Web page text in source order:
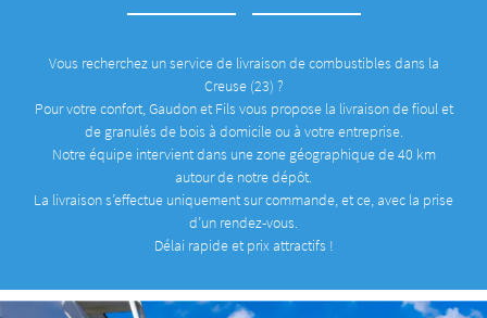
Vous recherchez un service de livraison de combustibles dans la
Creuse (23) ?
Pour votre confort, Gaudon et Fils vous propose la livraison de fioul et
de granulés de bois à domicile ou à votre entreprise.
Notre équipe intervient dans une zone géographique de 40 km
autour de notre dépôt.
La livraison s’effectue uniquement sur commande, et ce, avec la prise
d’un rendez-vous.
Délai rapide et prix attractifs !